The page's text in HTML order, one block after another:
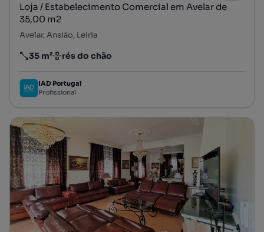
Loja / Estabelecimento Comercial em Avelar de
35,00 m2
Avelar, Ansião, Leiria
Preço por metro quadrado
35 m²
Andar rés do chão
IAD Portugal
Profissional